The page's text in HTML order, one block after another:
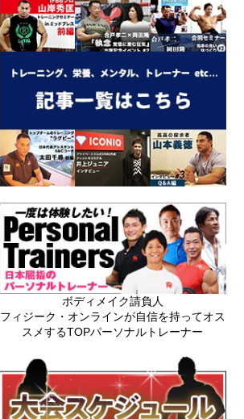
ボディメイク請負人
フィジーク・オンラインが自信を持ってオス
スメするTOPパーソナルトレーナー